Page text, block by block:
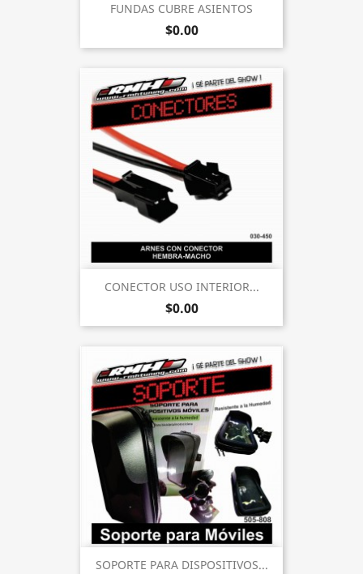
FUNDAS CUBRE ASIENTOS
$0.00
CONECTOR USO INTERIOR...
$0.00
SOPORTE PARA DISPOSITIVOS...